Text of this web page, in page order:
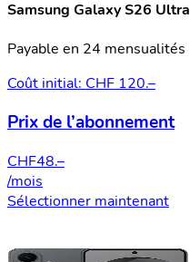
Samsung Galaxy S26 Ultra
Payable en 24 mensualités
Coût initial: CHF 120.–
Prix de l’abonnement
CHF48.–
/mois
Sélectionner maintenant